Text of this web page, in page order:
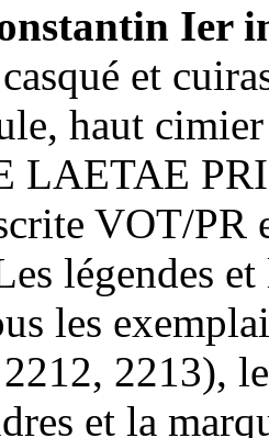
Ier
et
haut
LAETAE
VOT/PR
légendes
les
2213),
et la